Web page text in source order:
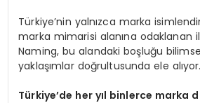
Türkiye’nin yalnızca marka
marka mimarisi alanına odaklanan
Naming, bu alandaki boşluğu
yaklaşımlar doğrultusunda ele alıyor.
Türkiye’de her yıl binlerce marka